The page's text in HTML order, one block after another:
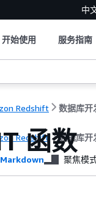
中
开始使用 服务指南
Redshift 数据库开
Redshift 数据库
函数
Markdown 聚焦模